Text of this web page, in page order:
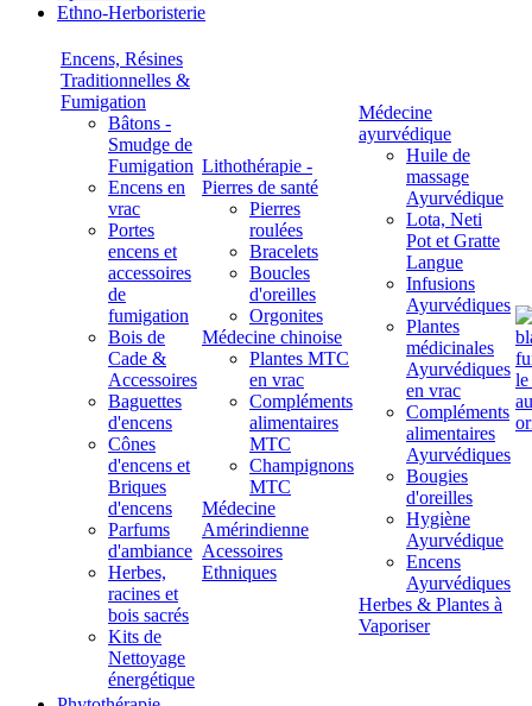
Ethno-Herboristerie
Encens, Résines
Traditionnelles &
Fumigation
Bâtons -
Smudge de
Fumigation
Encens en
vrac
Portes
encens et
accessoires
de
fumigation
Bois de
Cade &
Accessoires
Baguettes
d'encens
Cônes
d'encens et
Briques
d'encens
Parfums
d'ambiance
Herbes,
racines et
bois sacrés
Kits de
Nettoyage
énergétique
Lithothérapie -
Pierres de santé
Pierres
roulées
Bracelets
Boucles
d'oreilles
Orgonites
Médecine chinoise
Plantes MTC
en vrac
Compléments
alimentaires
MTC
Champignons
MTC
Médecine
Amérindienne
Acessoires
Ethniques
Médecine
ayurvédique
Huile de
massage
Ayurvédique
Lota, Neti
Pot et Gratte
Langue
Infusions
Ayurvédiques
Plantes
médicinales
Ayurvédiques
en vrac
Compléments
alimentaires
Ayurvédiques
Bougies
d'oreilles
Hygiène
Ayurvédique
Encens
Ayurvédiques
Herbes & Plantes à
Vaporiser